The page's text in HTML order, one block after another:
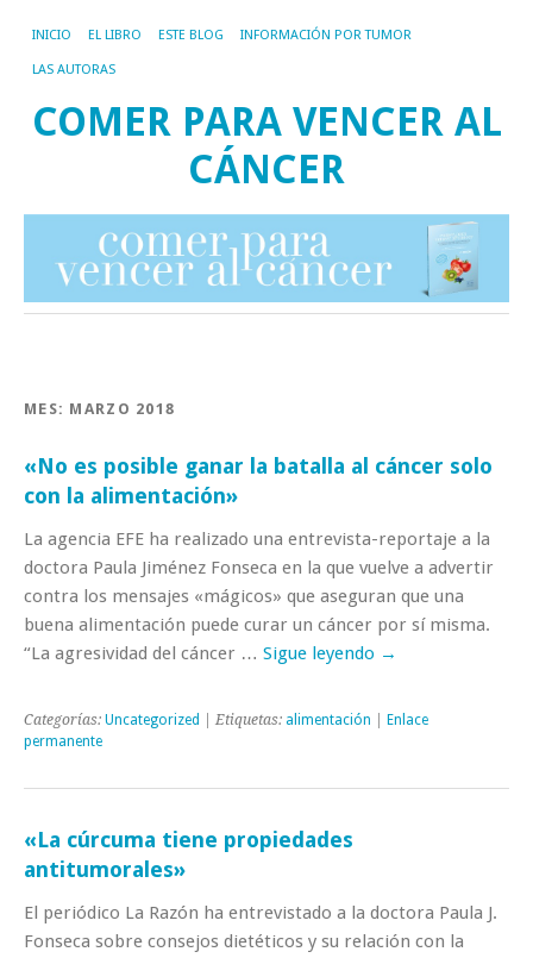
INICIO EL LIBRO ESTE BLOG INFORMACIÓN POR TUMOR
LAS AUTORAS
COMER PARA VENCER AL
CÁNCER
MES: MARZO 2018
«No es posible ganar la batalla al cáncer solo
con la alimentación»
La agencia EFE ha realizado una entrevista-reportaje a la
doctora Paula Jiménez Fonseca en la que vuelve a advertir
contra los mensajes «mágicos» que aseguran que una
buena alimentación puede curar un cáncer por sí misma.
“La agresividad del cáncer … Sigue leyendo →
Categorías: Uncategorized | Etiquetas: alimentación
Enlace
permanente
«La cúrcuma tiene propiedades
antitumorales»
El periódico La Razón ha entrevistado a la doctora Paula J.
Fonseca sobre consejos dietéticos y su relación con la